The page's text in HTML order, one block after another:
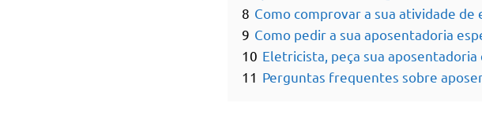
8 Como comprovar a sua atividade de
9 Como pedir a sua aposentadoria
10 Eletricista, peça sua aposentadoria
11 Perguntas frequentes sobre